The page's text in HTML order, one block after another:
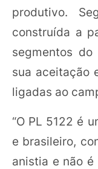
produtivo.
construída a
segmentos
sua aceitação
ligadas ao
“O PL 5122 é
e brasileiro,
anistia e não